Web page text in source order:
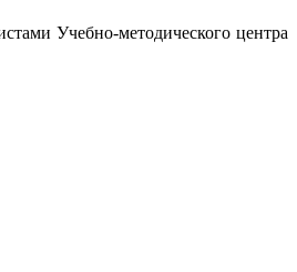
Учебно-методического центра